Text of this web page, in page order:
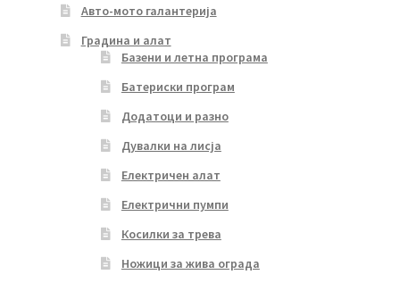
Авто-мото галантерија
Градина и алат
Базени и летна програма
Батериски програм
Додатоци и разно
Дувалки на лисја
Електричен алат
Електрични пумпи
Косилки за трева
Ножици за жива ограда